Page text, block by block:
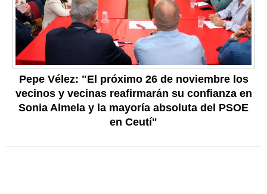
Pepe Vélez: "El próximo 26 de noviembre los
vecinos y vecinas reafirmarán su confianza en
Sonia Almela y la mayoría absoluta del PSOE
en Ceutí"